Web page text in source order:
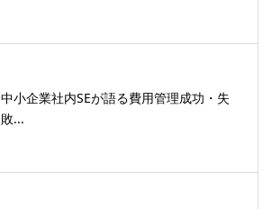
中小企業社内SEが語る費用管理成功・失
敗...